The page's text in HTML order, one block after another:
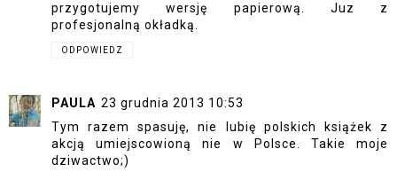
przygotujemy wersję papierową. Juz z
profesjonalną okładką.
ODPOWIEDZ
PAULA 23 grudnia 2013 10:53
Tym razem spasuję, nie lubię polskich książek z
akcją umiejscowioną nie w Polsce. Takie moje
dziwactwo;)